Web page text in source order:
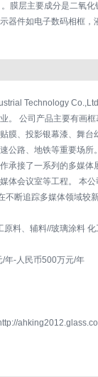
膜层主要成分是二氧
器件如电子数码相框
Technology
。 公司产品主要有画
膜、投影银幕漆、舞
公路、地铁等重要场
承接了一系列的多媒
体会议室等工程。 本
不断追踪多媒体领域
料、辅料//玻璃涂料
年-人民币500万元/年